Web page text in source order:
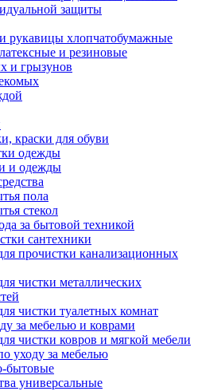
защиты
рукавицы хлопчатобумажные
и резиновые
и грызунов
краски для обуви
одежды
и одежды
пола
стекол
за бытовой техникой
сантехники
прочистки канализационных
чистки металлических
чистки туалетных комнат
за мебелью и коврами
чистки ковров и мягкой мебели
уходу за мебелью
бытовые
универсальные